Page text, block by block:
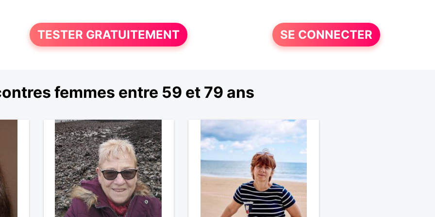
TESTER GRATUITEMENT SE CONNECTER
femmes entre 59 et 79 ans